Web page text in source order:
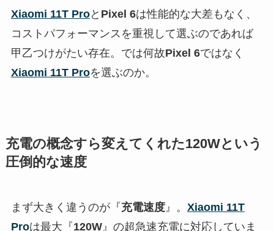
Xiaomi 11T Proと Pixel 6は性能的な大差もなく、
コストパフォーマンスを重視して選ぶのであれば
甲乙つけがたい存在。では何故Pixel 6ではなく
Xiaomi 11T Proを選ぶのか。
充電の概念すら変えてくれた120Wという
圧倒的な速度
まず大きく違うのが『充電速度』。 Xiaomi 11T
Proは最大『120W』の超急速充電に対応していま